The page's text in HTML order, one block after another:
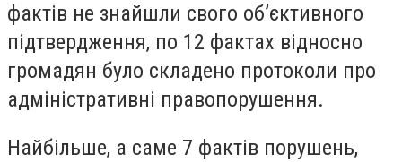
фактів не знайшли свого об’єктивного
підтвердження, по 12 фактах відносно
громадян було складено протоколи про
адміністративні правопорушення.
Найбільше, а саме 7 фактів порушень,